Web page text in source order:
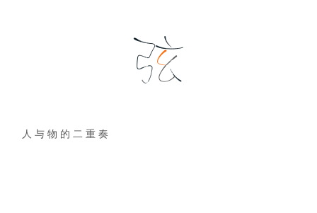
人 与 物 的 二 重 奏